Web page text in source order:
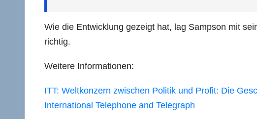
Wie die Entwicklung gezeigt hat, lag Sampson mit
richtig.
Weitere Informationen:
ITT: Weltkonzern zwischen Politik und Profit: Die
International Telephone and Telegraph